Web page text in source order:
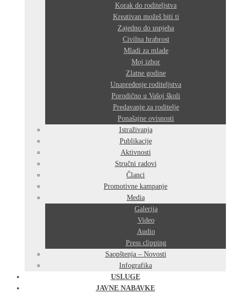
Korak do roditeljstva
Kreativan možeš biti ti
Zajedno do uspjeha
Civilna hrabrost
Mladi za mlade
Moj izbor
Zlatne godine
Unapređenje roditeljstva
Porodično u Vašoj školi
Predavanje za roditelje
Ponašajne ovisnosti
Istraživanja
Publikacije
Aktivnosti
Stručni radovi
Članci
Promotivne kampanje
Media
Galerija
Video
Audio
Press clipping
Saopštenja – Novosti
Infografika
USLUGE
JAVNE NABAVKE